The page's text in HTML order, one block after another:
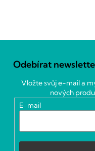
Odebírat
Vložte svůj e-mail a
nových
E-mail